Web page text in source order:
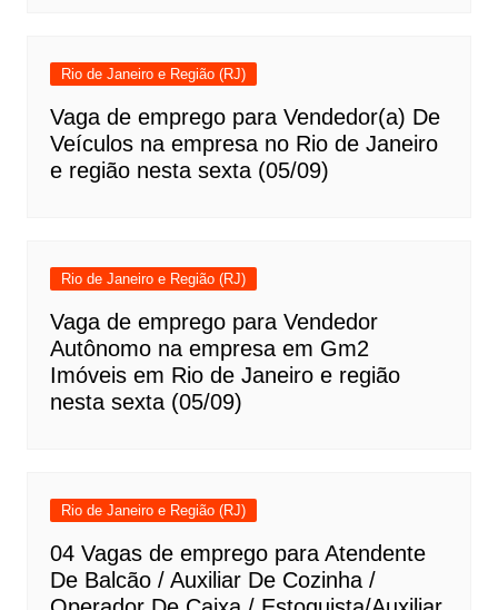
Rio de Janeiro e Região (RJ)
Vaga de emprego para Vendedor(a) De
Veículos na empresa no Rio de Janeiro
e região nesta sexta (05/09)
Rio de Janeiro e Região (RJ)
Vaga de emprego para Vendedor
Autônomo na empresa em Gm2
Imóveis em Rio de Janeiro e região
nesta sexta (05/09)
Rio de Janeiro e Região (RJ)
04 Vagas de emprego para Atendente
De Balcão / Auxiliar De Cozinha /